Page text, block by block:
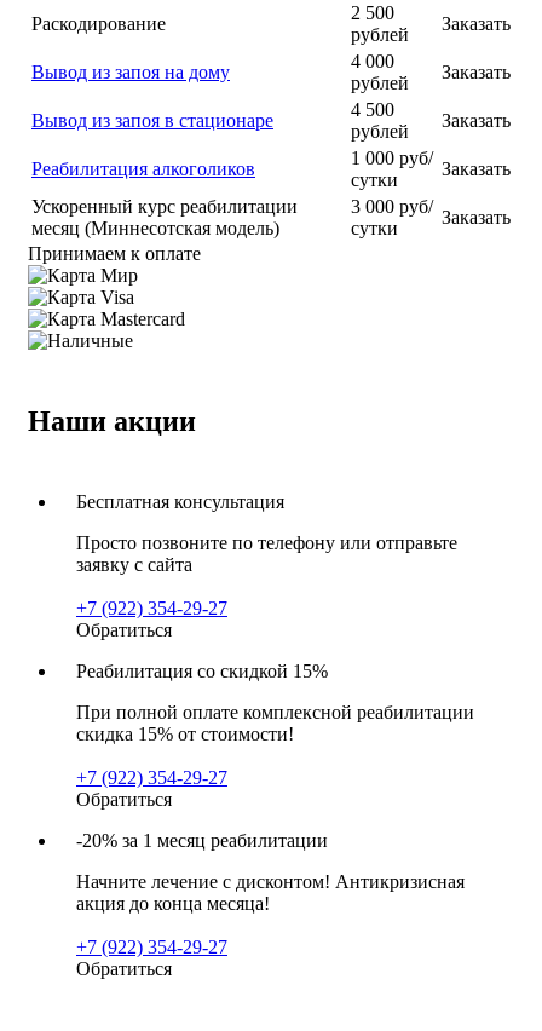
Раскодирование
2 500
рублей
Заказать
Вывод из запоя на дому
4 000
рублей
Заказать
Вывод из запоя в стационаре
4 500
рублей
Заказать
Реабилитация алкоголиков
1 000 руб/
сутки
Заказать
Ускоренный курс реабилитации
месяц (Миннесотская модель)
3 000 руб/
сутки
Заказать
Принимаем к оплате
Наши акции
Бесплатная консультация
Просто позвоните по телефону или отправьте
заявку с сайта
+7 (922) 354-29-27
Обратиться
Реабилитация со скидкой 15%
При полной оплате комплексной реабилитации
скидка 15% от стоимости!
+7 (922) 354-29-27
Обратиться
-20% за 1 месяц реабилитации
Начните лечение с дисконтом! Антикризисная
акция до конца месяца!
+7 (922) 354-29-27
Обратиться